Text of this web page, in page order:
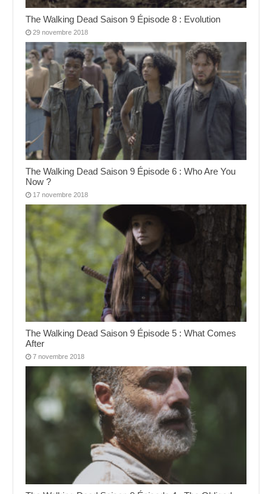
The Walking Dead Saison 9 Épisode 8 : Evolution
29 novembre 2018
The Walking Dead Saison 9 Épisode 6 : Who Are You
Now ?
17 novembre 2018
The Walking Dead Saison 9 Épisode 5 : What Comes
After
7 novembre 2018